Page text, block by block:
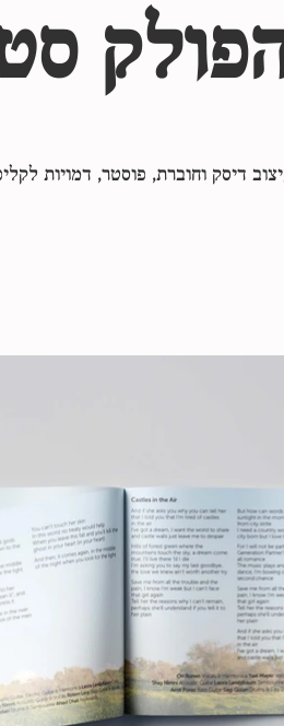
דיסק וחוברת, פוסטר, דמויות